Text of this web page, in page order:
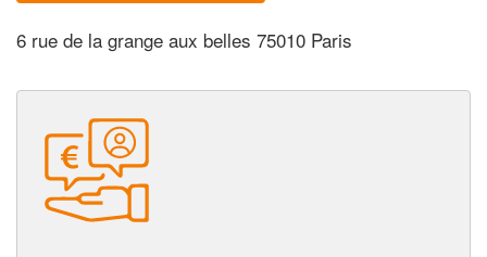
6 rue de la grange aux belles 75010 Paris